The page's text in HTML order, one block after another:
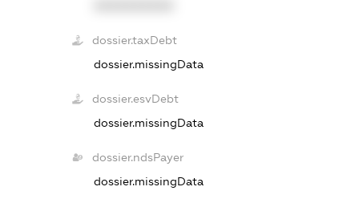
dossier.taxDebt
dossier.missingData
dossier.esvDebt
dossier.missingData
dossier.ndsPayer
dossier.missingData